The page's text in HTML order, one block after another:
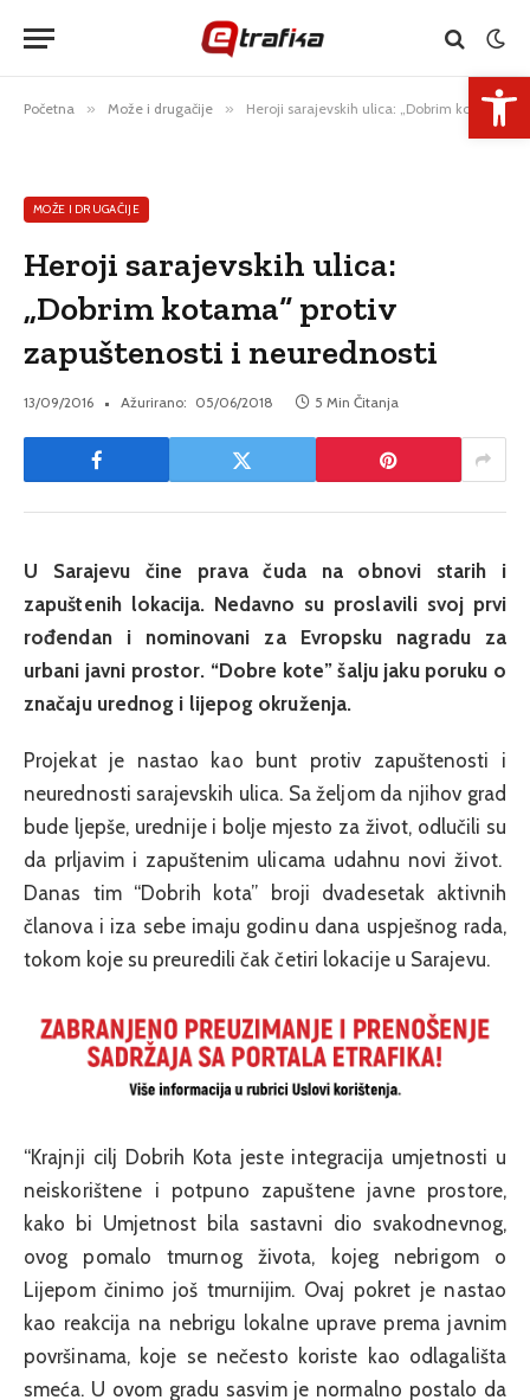
Početna » Može i drugačije » Heroji sarajevskih ulica: „Dobrim kotama“ protiv zapuštenosti i neurednosti
MOŽE I DRUGAČIJE
Heroji sarajevskih ulica:
„Dobrim kotama“ protiv
zapuštenosti i neurednosti
13/09/2016 Ažurirano: 05/06/2018 5 Min Čitanja
U Sarajevu čine prava čuda na obnovi starih i
zapuštenih lokacija. Nedavno su proslavili svoj prvi
rođendan i nominovani za Evropsku nagradu za
urbani javni prostor. “Dobre kote” šalju jaku poruku o
značaju urednog i lijepog okruženja.
Projekat je nastao kao bunt protiv zapuštenosti i
neurednosti sarajevskih ulica. Sa željom da njihov grad
bude ljepše, urednije i bolje mjesto za život, odlučili su
da prljavim i zapuštenim ulicama udahnu novi život.
Danas tim “Dobrih kota” broji dvadesetak aktivnih
članova i iza sebe imaju godinu dana uspješnog rada,
tokom koje su preuredili čak četiri lokacije u Sarajevu.
“Krajnji cilj Dobrih Kota jeste integracija umjetnosti u
neiskorištene i potpuno zapuštene javne prostore,
kako bi Umjetnost bila sastavni dio svakodnevnog,
ovog pomalo tmurnog života, kojeg nebrigom o
Lijepom činimo još tmurnijim. Ovaj pokret je nastao
kao reakcija na nebrigu lokalne uprave prema javnim
površinama, koje se nečesto koriste kao odlagališta
smeća. U ovom gradu sasvim je normalno postalo da